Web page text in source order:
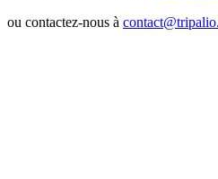
ou contactez-nous à